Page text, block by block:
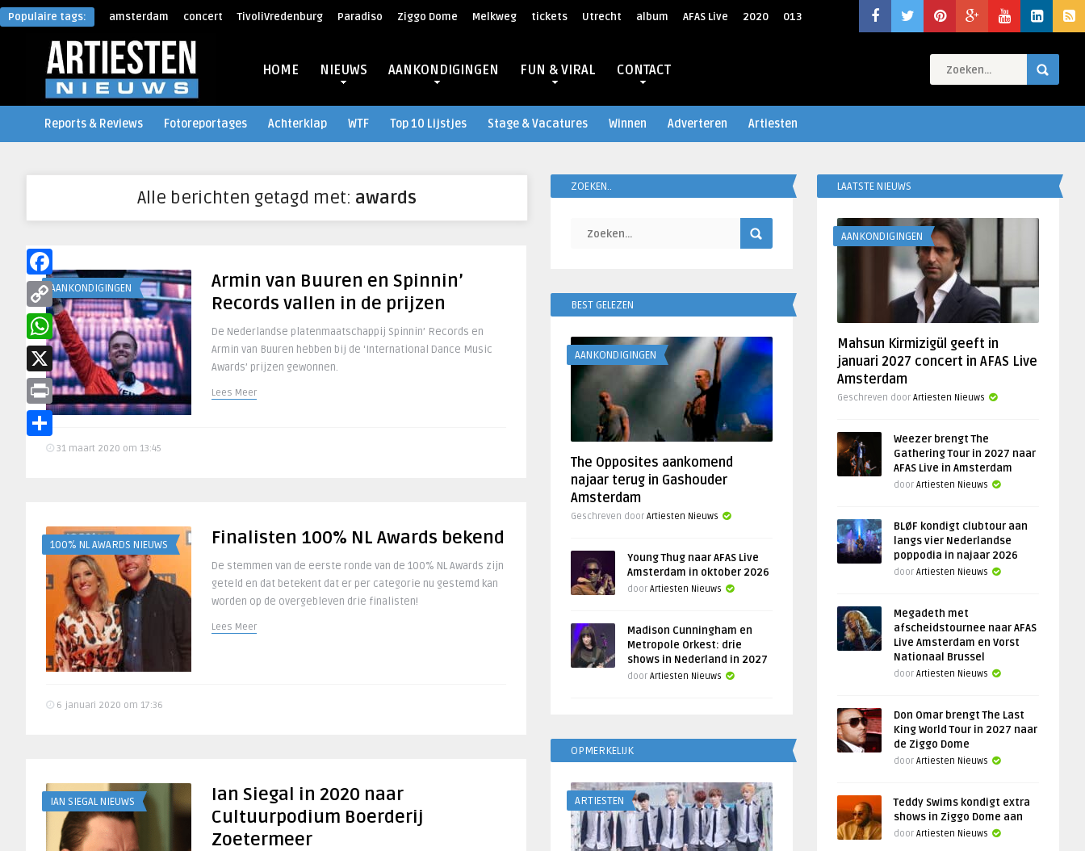
Populaire tags: amsterdam concert TivoliVredenburg Paradiso Ziggo Dome Melkweg tickets Utrecht album AFAS Live 2020 013
HOME NIEUWS AANKONDIGINGEN FUN & VIRAL CONTACT
Reports & Reviews Fotoreportages Achterklap WTF Top 10 Lijstjes Stage & Vacatures Winnen Adverteren Artiesten
Alle berichten getagd met: awards
AANKONDIGINGEN
Armin van Buuren en Spinnin’
Records vallen in de prijzen
De Nederlandse platenmaatschappij Spinnin’ Records en
Armin van Buuren hebben bij de ‘International Dance Music
Awards’ prijzen gewonnen.
Lees Meer
31 maart 2020 om 13:45
100% NL AWARDS NIEUWS Finalisten 100% NL Awards bekend
De stemmen van de eerste ronde van de 100% NL Awards zijn
geteld en dat betekent dat er per categorie nu gestemd kan
worden op de overgebleven drie finalisten!
Lees Meer
6 januari 2020 om 17:36
IAN SIEGAL NIEUWS
Ian Siegal in 2020 naar
Cultuurpodium Boerderij
Zoetermeer
ZOEKEN..
BEST GELEZEN
AANKONDIGINGEN
The Opposites aankomend
najaar terug in Gashouder
Amsterdam
Geschreven door Artiesten Nieuws
Young Thug naar AFAS Live
Amsterdam in oktober 2026
door Artiesten Nieuws
Madison Cunningham en
Metropole Orkest: drie
shows in Nederland in 2027
door Artiesten Nieuws
OPMERKELIJK
ARTIESTEN
LAATSTE NIEUWS
AANKONDIGINGEN
Mahsun Kirmizigül geeft in
januari 2027 concert in AFAS Live
Amsterdam
Geschreven door Artiesten Nieuws
Weezer brengt The
Gathering Tour in 2027 naar
AFAS Live in Amsterdam
door Artiesten Nieuws
BLØF kondigt clubtour aan
langs vier Nederlandse
poppodia in najaar 2026
door Artiesten Nieuws
Megadeth met
afscheidstournee naar AFAS
Live Amsterdam en Vorst
Nationaal Brussel
door Artiesten Nieuws
Don Omar brengt The Last
King World Tour in 2027 naar
de Ziggo Dome
door Artiesten Nieuws
Teddy Swims kondigt extra
shows in Ziggo Dome aan
door Artiesten Nieuws
Facebook
Copy
Link
WhatsApp
X
Print
Delen